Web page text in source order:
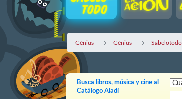
Gènius Gènius Sabelotodo
Busca libros, música y cine al
Catálogo Aladí